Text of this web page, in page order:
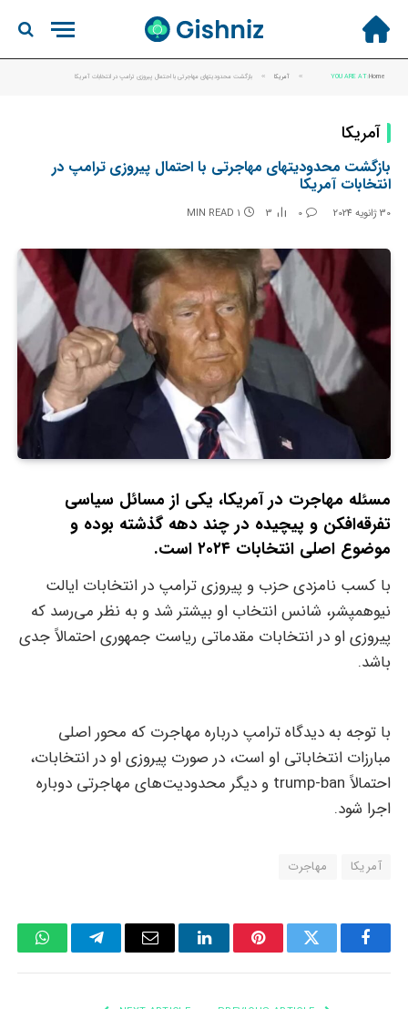
YOU ARE AT:Home
» آمریکا » بازگشت محدودیتهای مهاجرتی با احتمال پیروزی ترامپ در انتخابات آمریکا
آمریکا
بازگشت محدودیتهای مهاجرتی با احتمال پیروزی ترامپ در
انتخابات آمریکا
30 ژانویه 2024 0
3
1 MIN READ
مسئله مهاجرت در آمریکا، یکی از مسائل سیاسی
تفرقه‌افکن و پیچیده در چند دهه گذشته بوده و
موضوع اصلی انتخابات ۲۰۲۴ است.
با کسب نامزدی حزب و پیروزی ترامپ در انتخابات ایالت
نیوهمپشر، شانس انتخاب او بیشتر شد و به نظر می‌رسد که
پیروزی او در انتخابات مقدماتی ریاست جمهوری احتمالاً جدی
باشد.
با توجه به دیدگاه ترامپ درباره مهاجرت که محور اصلی
مبارزات انتخاباتی او است، در صورت پیروزی او در انتخابات،
احتمالاً trump-ban و دیگر محدودیت‌های مهاجرتی دوباره
اجرا شود.
آمریکا مهاجرت
Facebook
Twitter
Pinterest
LinkedIn
Email
Telegram